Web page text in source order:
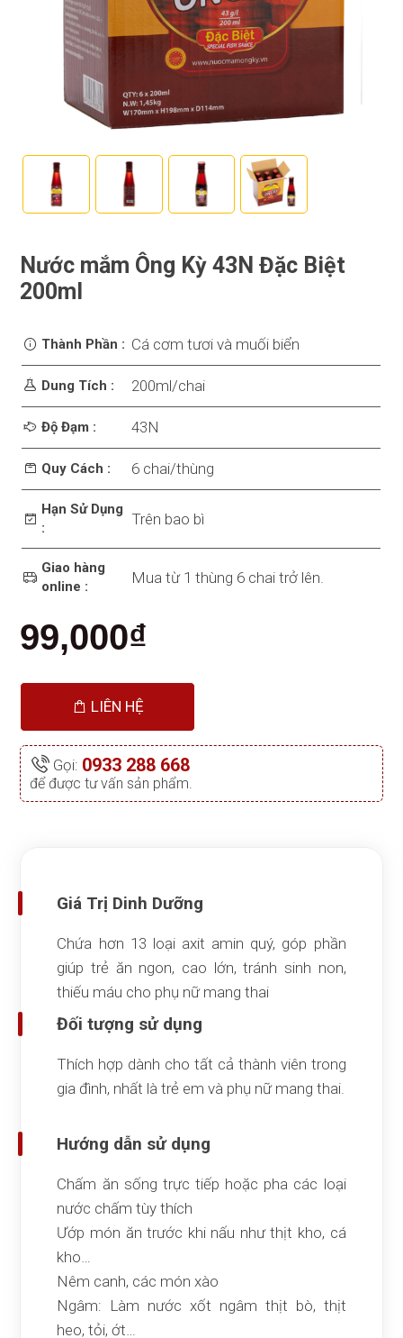
Nước mắm Ông Kỳ 43N Đặc Biệt
200ml
Thành Phần : Cá cơm tươi và muối biển
Dung Tích : 200ml/chai
Độ Đạm : 43N
Quy Cách : 6 chai/thùng
Hạn Sử Dụng
:
Trên bao bì
Giao hàng
online :
Mua từ 1 thùng 6 chai trở lên.
99,000₫
LIÊN HỆ
Gọi: 0933 288 668
để được tư vấn sản phẩm.
Giá Trị Dinh Dưỡng
Chứa hơn 13 loại axit amin quý, góp phần
giúp trẻ ăn ngon, cao lớn, tránh sinh non,
thiếu máu cho phụ nữ mang thai
Đối tượng sử dụng
Thích hợp dành cho tất cả thành viên trong
gia đình, nhất là trẻ em và phụ nữ mang thai.
Hướng dẫn sử dụng
Chấm ăn sống trực tiếp hoặc pha các loại
nước chấm tùy thích
Ướp món ăn trước khi nấu như thịt kho, cá
kho…
Nêm canh, các món xào
Ngâm: Làm nước xốt ngâm thịt bò, thịt
heo, tỏi, ớt…